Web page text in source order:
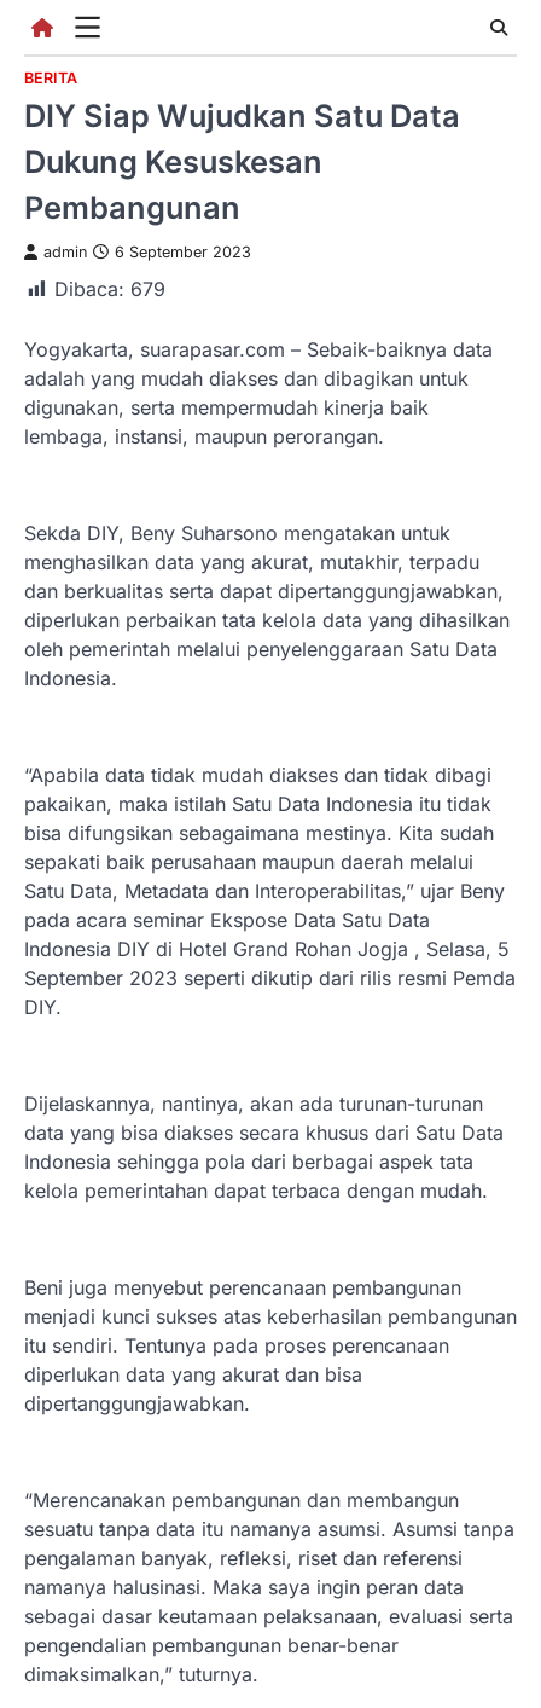
content
BERITA
DIY Siap Wujudkan Satu Data
Dukung Kesuskesan
Pembangunan
admin 6 September 2023
Dibaca: 679
Yogyakarta, suarapasar.com – Sebaik-baiknya data
adalah yang mudah diakses dan dibagikan untuk
digunakan, serta mempermudah kinerja baik
lembaga, instansi, maupun perorangan.
Sekda DIY, Beny Suharsono mengatakan untuk
menghasilkan data yang akurat, mutakhir, terpadu
dan berkualitas serta dapat dipertanggungjawabkan,
diperlukan perbaikan tata kelola data yang dihasilkan
oleh pemerintah melalui penyelenggaraan Satu Data
Indonesia.
“Apabila data tidak mudah diakses dan tidak dibagi
pakaikan, maka istilah Satu Data Indonesia itu tidak
bisa difungsikan sebagaimana mestinya. Kita sudah
sepakati baik perusahaan maupun daerah melalui
Satu Data, Metadata dan Interoperabilitas,” ujar Beny
pada acara seminar Ekspose Data Satu Data
Indonesia DIY di Hotel Grand Rohan Jogja , Selasa, 5
September 2023 seperti dikutip dari rilis resmi Pemda
DIY.
Dijelaskannya, nantinya, akan ada turunan-turunan
data yang bisa diakses secara khusus dari Satu Data
Indonesia sehingga pola dari berbagai aspek tata
kelola pemerintahan dapat terbaca dengan mudah.
Beni juga menyebut perencanaan pembangunan
menjadi kunci sukses atas keberhasilan pembangunan
itu sendiri. Tentunya pada proses perencanaan
diperlukan data yang akurat dan bisa
dipertanggungjawabkan.
“Merencanakan pembangunan dan membangun
sesuatu tanpa data itu namanya asumsi. Asumsi tanpa
pengalaman banyak, refleksi, riset dan referensi
namanya halusinasi. Maka saya ingin peran data
sebagai dasar keutamaan pelaksanaan, evaluasi serta
pengendalian pembangunan benar-benar
dimaksimalkan,” tuturnya.